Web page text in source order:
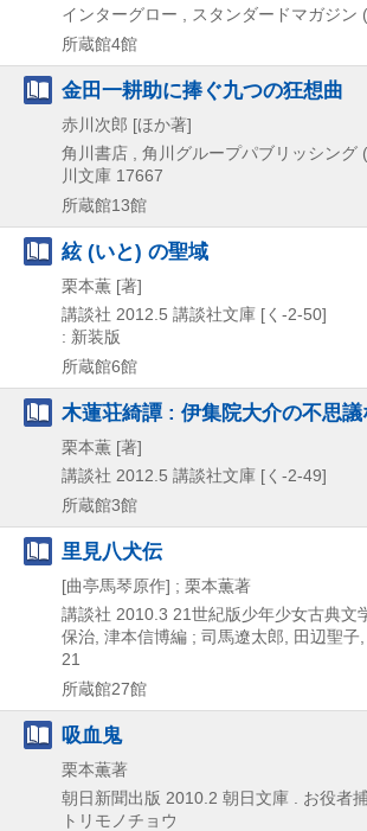
インターグロー , スタンダードマガジン
所蔵館4館
金田一耕助に捧ぐ九つの狂想曲
赤川次郎 [ほか著]
角川書店 , 角川グループパブリッシング
川文庫 17667
所蔵館13館
絃 (いと) の聖域
栗本薫 [著]
講談社 2012.5 講談社文庫 [く-2-50]
: 新装版
所蔵館6館
木蓮荘綺譚 : 伊集院大介の不思議
栗本薫 [著]
講談社 2012.5 講談社文庫 [く-2-49]
所蔵館3館
里見八犬伝
[曲亭馬琴原作] ; 栗本薫著
講談社 2010.3 21世紀版少年少女古典文
保治, 津本信博編 ; 司馬遼太郎, 田辺聖子,
21
所蔵館27館
吸血鬼
栗本薫著
朝日新聞出版 2010.2 朝日文庫 . お役者
トリモノチョウ